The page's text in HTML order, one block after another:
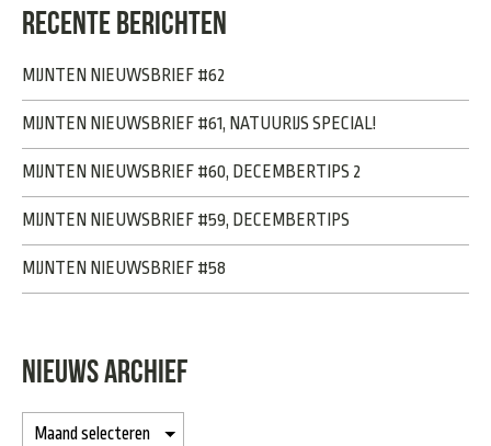
RECENTE BERICHTEN
MIJNTEN NIEUWSBRIEF #62
MIJNTEN NIEUWSBRIEF #61, NATUURIJS SPECIAL!
MIJNTEN NIEUWSBRIEF #60, DECEMBERTIPS 2
MIJNTEN NIEUWSBRIEF #59, DECEMBERTIPS
MIJNTEN NIEUWSBRIEF #58
NIEUWS ARCHIEF